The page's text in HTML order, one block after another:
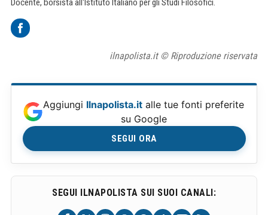
Docente, borsista all'Istituto Italiano per gli Studi Filosofici.
ilnapolista.it © Riproduzione riservata
Aggiungi Ilnapolista.it alle tue fonti preferite
su Google
SEGUI ORA
SEGUI ILNAPOLISTA SUI SUOI CANALI: